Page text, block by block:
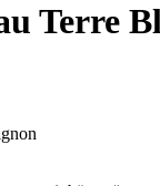
Terre